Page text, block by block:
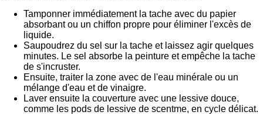
Tamponner immédiatement la tache avec du papier
absorbant ou un chiffon propre pour éliminer l'excès de
liquide.
Saupoudrez du sel sur la tache et laissez agir quelques
minutes. Le sel absorbe la peinture et empêche la tache
de s'incruster.
Ensuite, traiter la zone avec de l'eau minérale ou un
mélange d'eau et de vinaigre.
Laver ensuite la couverture avec une lessive douce,
comme les pods de lessive de scentme, en cycle délicat.